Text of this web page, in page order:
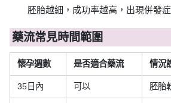
胚胎越細，成功率越高，出現併發
藥流常見時間範圍
懷孕週數 是否適合藥流 情況
35日內 可以 胚胎